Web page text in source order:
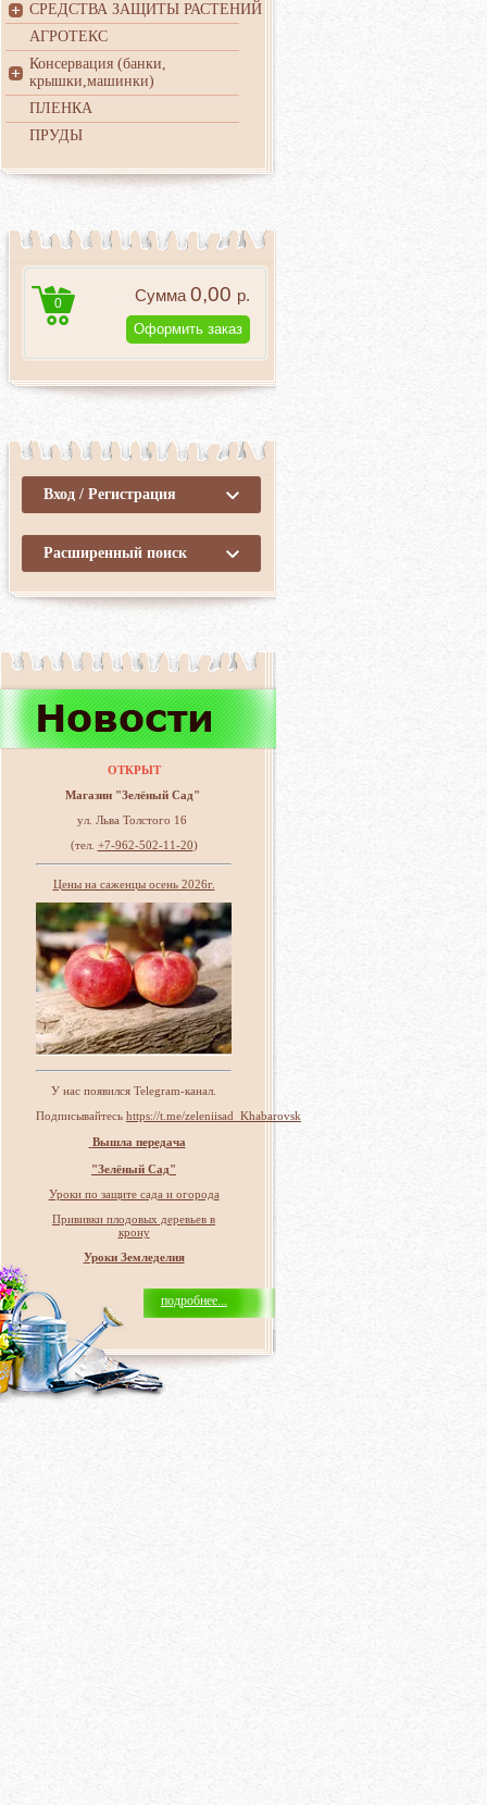
СРЕДСТВА ЗАЩИТЫ РАСТЕНИЙ
АГРОТЕКС
Консервация (банки,
крышки,машинки)
ПЛЕНКА
ПРУДЫ
0 Сумма 0,00 р.
Оформить заказ
Вход / Регистрация
Расширенный поиск
ОТКРЫТ
Магазин "Зелёный Сад"
ул. Льва Толстого 16
(тел. +7-962-502-11-20)
Цены на саженцы осень 2026г.
У нас появился Telegram-канал.
Подписывайтесь https://t.me/zeleniisad_Khabarovsk
Вышла передача
"Зелёный Сад"
Уроки по защите сада и огорода
Прививки плодовых деревьев в
крону
Уроки Земледелия
подробнее...